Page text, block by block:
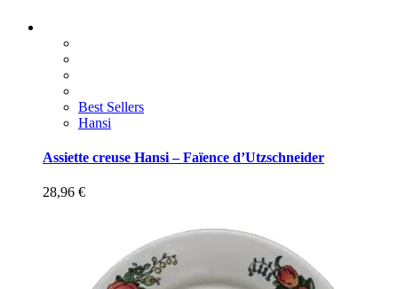
Best Sellers
Hansi
Assiette creuse Hansi – Faïence d’Utzschneider
28,96 €